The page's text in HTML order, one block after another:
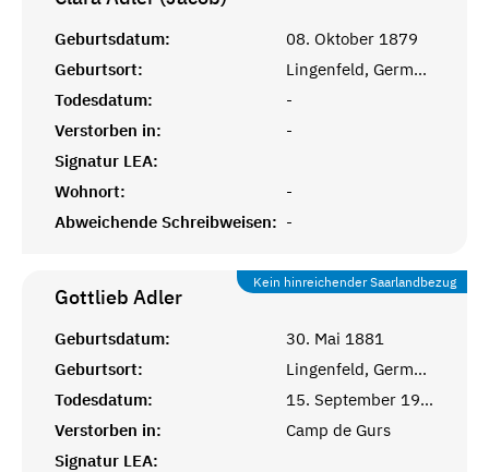
Geburtsdatum:
08. Oktober 1879
Geburtsort:
Lingenfeld, Germersheim
Todesdatum:
-
Verstorben in:
-
Signatur LEA:
Wohnort:
-
Abweichende Schreibweisen: -
Kein hinreichender Saarlandbezug
Gottlieb Adler
Geburtsdatum:
30. Mai 1881
Geburtsort:
Lingenfeld, Germersheim
Todesdatum:
15. September 1941
Verstorben in:
Camp de Gurs
Signatur LEA: